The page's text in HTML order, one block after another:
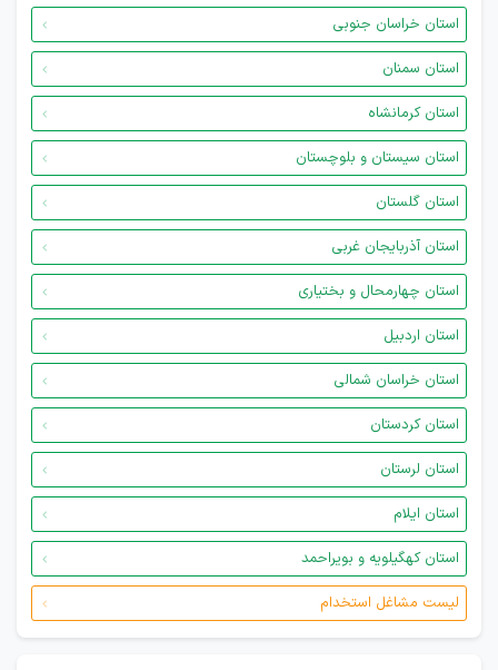
استان خراسان جنوبی
استان سمنان
استان کرمانشاه
استان سیستان و بلوچستان
استان گلستان
استان آذربایجان غربی
استان چهارمحال و بختیاری
استان اردبیل
استان خراسان شمالی
استان کردستان
استان لرستان
استان ایلام
استان کهگیلویه و بویراحمد
لیست مشاغل استخدام